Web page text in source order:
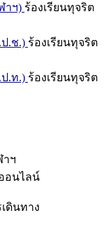
าฯ) ร้องเรียนทุจริต
.ช.) ร้องเรียนทุจริต
.ท.) ร้องเรียนทุจริต
ฯ
อนไลน์
ดินทาง